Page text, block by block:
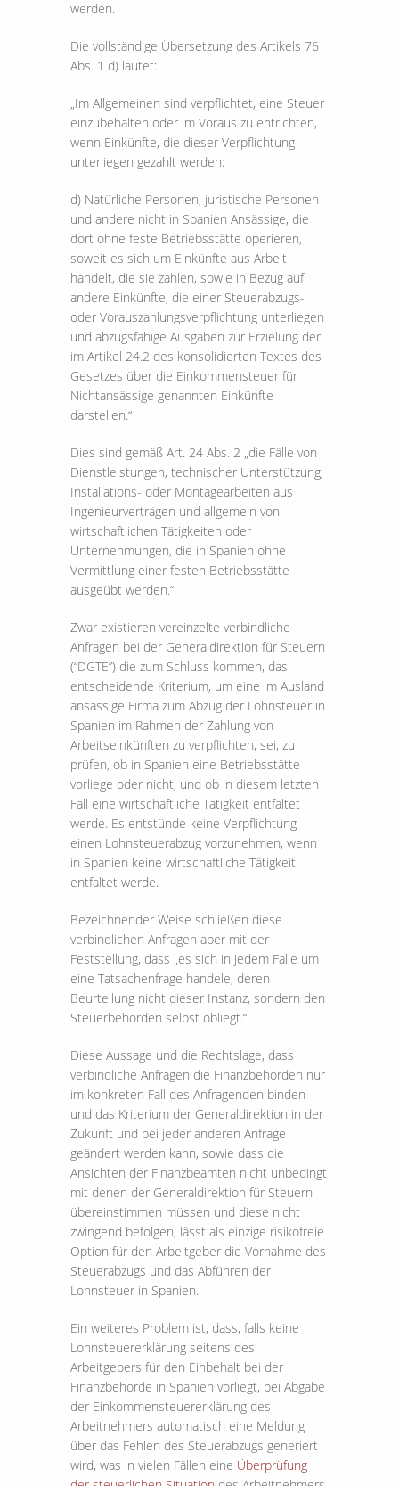
werden.
Die vollständige Übersetzung des Artikels 76
Abs. 1 d) lautet:
„Im Allgemeinen sind verpflichtet, eine Steuer
einzubehalten oder im Voraus zu entrichten,
wenn Einkünfte, die dieser Verpflichtung
unterliegen gezahlt werden:
d) Natürliche Personen, juristische Personen
und andere nicht in Spanien Ansässige, die
dort ohne feste Betriebsstätte operieren,
soweit es sich um Einkünfte aus Arbeit
handelt, die sie zahlen, sowie in Bezug auf
andere Einkünfte, die einer Steuerabzugs-
oder Vorauszahlungsverpflichtung unterliegen
und abzugsfähige Ausgaben zur Erzielung der
im Artikel 24.2 des konsolidierten Textes des
Gesetzes über die Einkommensteuer für
Nichtansässige genannten Einkünfte
darstellen.“
Dies sind gemäß Art. 24 Abs. 2 „die Fälle von
Dienstleistungen, technischer Unterstützung,
Installations- oder Montagearbeiten aus
Ingenieurverträgen und allgemein von
wirtschaftlichen Tätigkeiten oder
Unternehmungen, die in Spanien ohne
Vermittlung einer festen Betriebsstätte
ausgeübt werden.“
Zwar existieren vereinzelte verbindliche
Anfragen bei der Generaldirektion für Steuern
(“DGTE”) die zum Schluss kommen, das
entscheidende Kriterium, um eine im Ausland
ansässige Firma zum Abzug der Lohnsteuer in
Spanien im Rahmen der Zahlung von
Arbeitseinkünften zu verpflichten, sei, zu
prüfen, ob in Spanien eine Betriebsstätte
vorliege oder nicht, und ob in diesem letzten
Fall eine wirtschaftliche Tätigkeit entfaltet
werde. Es entstünde keine Verpflichtung
einen Lohnsteuerabzug vorzunehmen, wenn
in Spanien keine wirtschaftliche Tätigkeit
entfaltet werde.
Bezeichnender Weise schließen diese
verbindlichen Anfragen aber mit der
Feststellung, dass „es sich in jedem Falle um
eine Tatsachenfrage handele, deren
Beurteilung nicht dieser Instanz, sondern den
Steuerbehörden selbst obliegt.“
Diese Aussage und die Rechtslage, dass
verbindliche Anfragen die Finanzbehörden nur
im konkreten Fall des Anfragenden binden
und das Kriterium der Generaldirektion in der
Zukunft und bei jeder anderen Anfrage
geändert werden kann, sowie dass die
Ansichten der Finanzbeamten nicht unbedingt
mit denen der Generaldirektion für Steuern
übereinstimmen müssen und diese nicht
zwingend befolgen, lässt als einzige risikofreie
Option für den Arbeitgeber die Vornahme des
Steuerabzugs und das Abführen der
Lohnsteuer in Spanien.
Ein weiteres Problem ist, dass, falls keine
Lohnsteuererklärung seitens des
Arbeitgebers für den Einbehalt bei der
Finanzbehörde in Spanien vorliegt, bei Abgabe
der Einkommensteuererklärung des
Arbeitnehmers automatisch eine Meldung
über das Fehlen des Steuerabzugs generiert
wird, was in vielen Fällen eine Überprüfung